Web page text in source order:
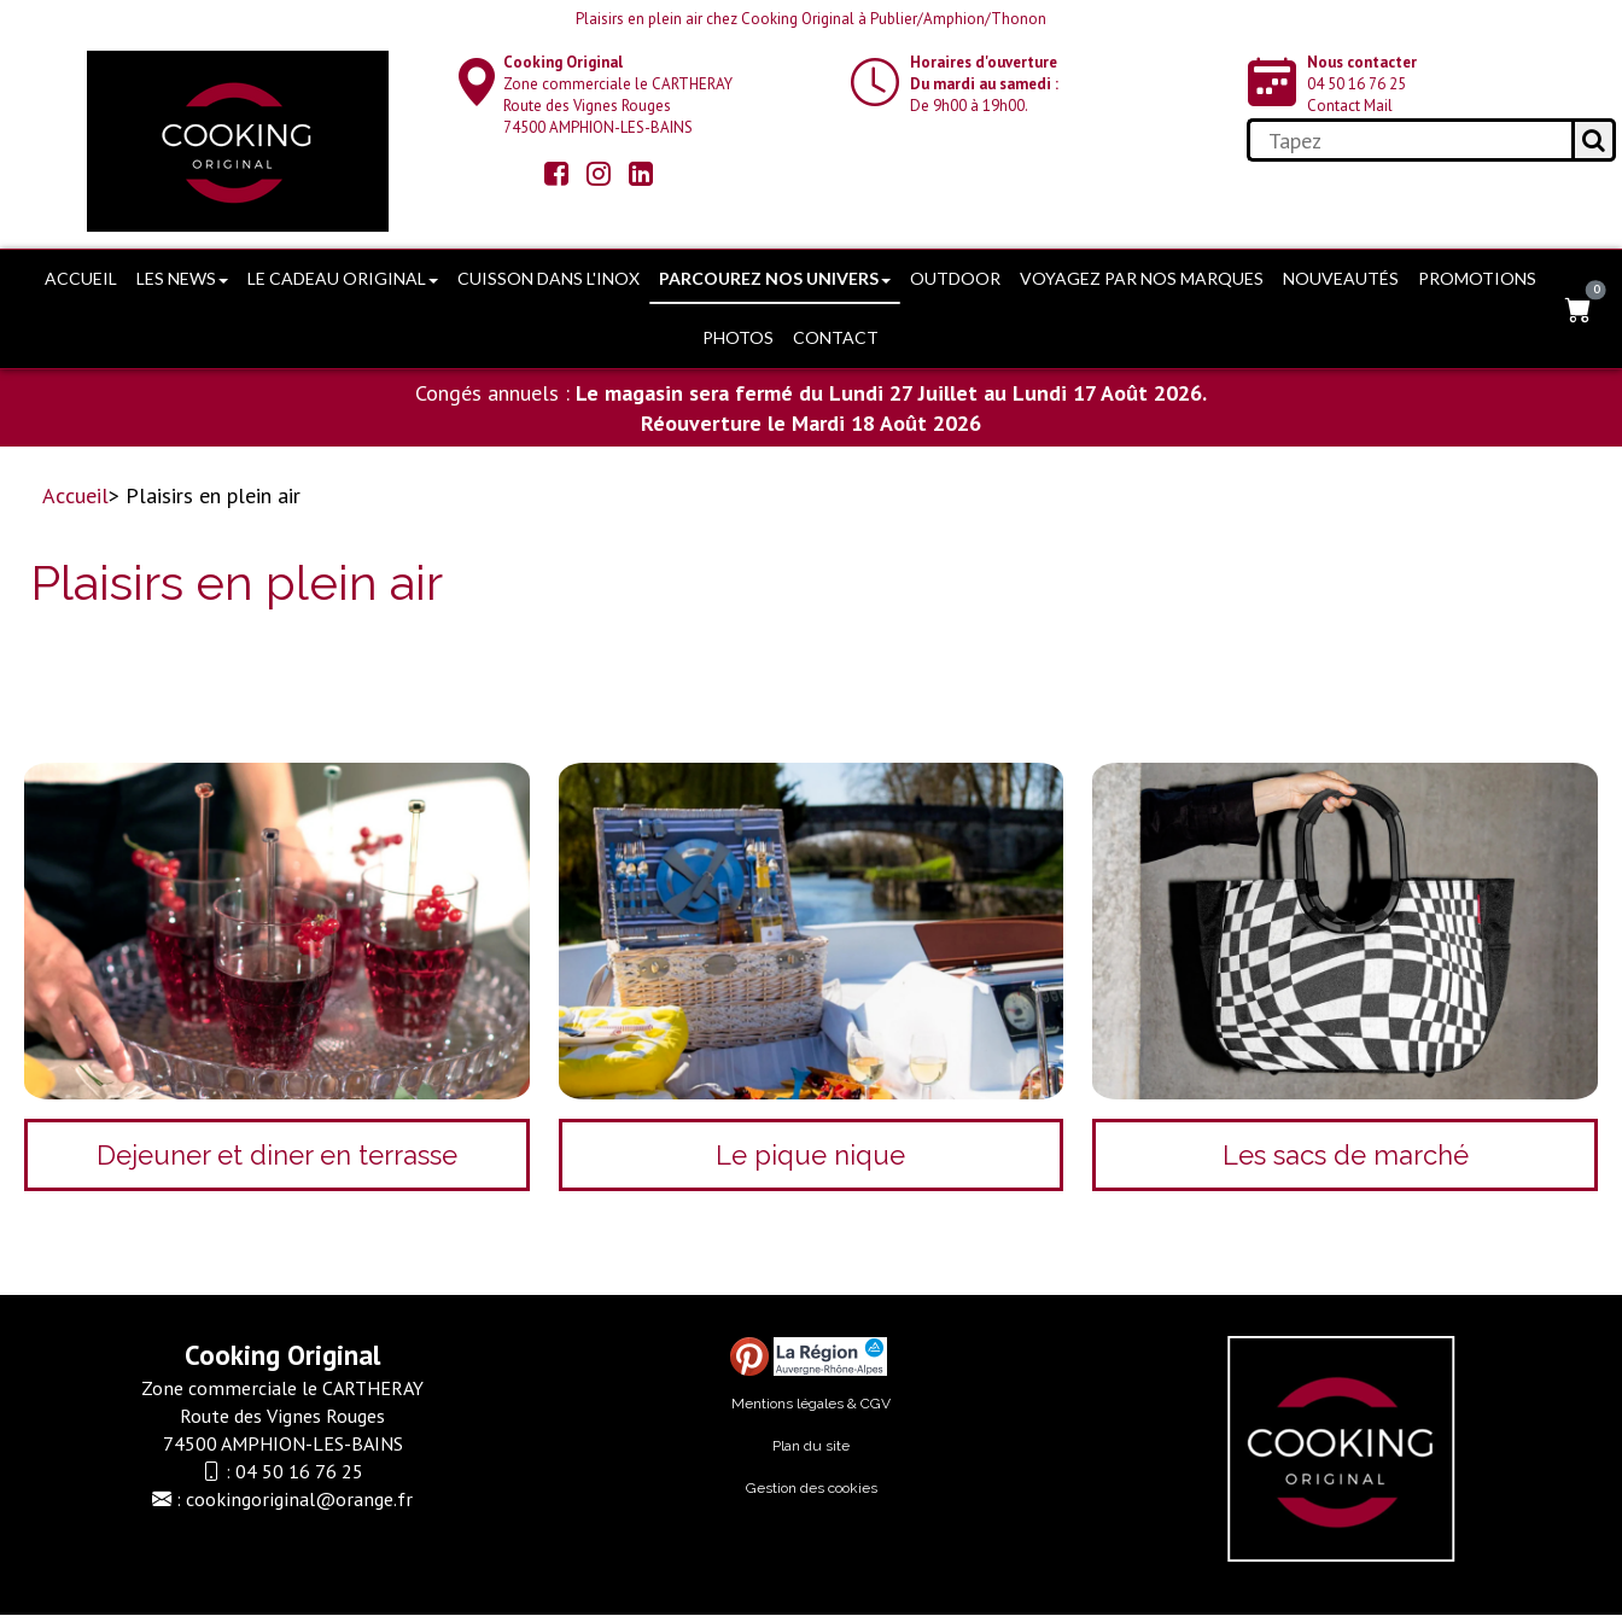
Plaisirs en plein air chez Cooking Original à Publier/Amphion/Thonon
Cooking Original
Zone commerciale le CARTHERAY
Route des Vignes Rouges
74500 AMPHION-LES-BAINS
Horaires d'ouverture
Du mardi au samedi :
De 9h00 à 19h00.
Nous contacter
04 50 16 76 25
Contact Mail
ACCUEIL LES NEWS LE CADEAU ORIGINAL CUISSON DANS L'INOX PARCOUREZ NOS UNIVERS OUTDOOR VOYAGEZ PAR NOS MARQUES NOUVEAUTÉS PROMOTIONS
PHOTOS CONTACT
0
Congés annuels : Le magasin sera fermé du Lundi 27 Juillet au Lundi 17 Août 2026.
Réouverture le Mardi 18 Août 2026
Accueil> Plaisirs en plein air
Plaisirs en plein air
Dejeuner et diner en terrasse Le pique nique Les sacs de marché
Cooking Original
Zone commerciale le CARTHERAY
Route des Vignes Rouges
74500 AMPHION-LES-BAINS
: 04 50 16 76 25
: cookingoriginal@orange.fr
Mentions légales & CGV
Plan du site
Gestion des cookies